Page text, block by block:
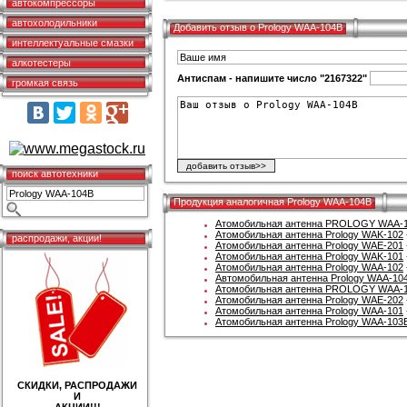
автокомпрессоры
автохолодильники
интеллектуальные смазки
алкотестеры
громкая связь
поиск автотехники
распродажи, акции!
СКИДКИ, РАСПРОДАЖИ
И
Добавить отзыв о Prology WAA-104B
Антиспам - напишите число "2167322"
Продукция аналогичная Prology WAA-104B
Атомобильная антенна PROLOGY WAA-
Атомобильная антенна Prology WAK-102
Атомобильная антенна Prology WAE-201
Атомобильная антенна Prology WAK-101
Атомобильная антенна Prology WAA-102
Автомобильная антенна Prology WAA-
Атомобильная антенна PROLOGY WAA-
Атомобильная антенна Prology WAE-202
Атомобильная антенна Prology WAA-101
Атомобильная антенна Prology WAA-